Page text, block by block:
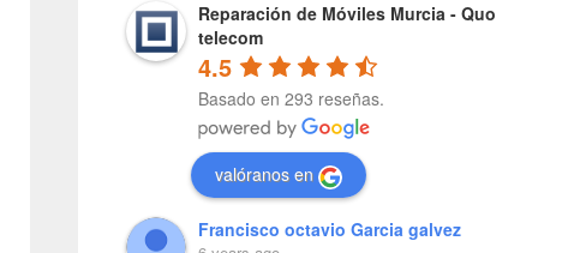
Reparación de Móviles Murcia - Quo
telecom
4.5
Basado en 293 reseñas.
valóranos en
Francisco octavio Garcia galvez